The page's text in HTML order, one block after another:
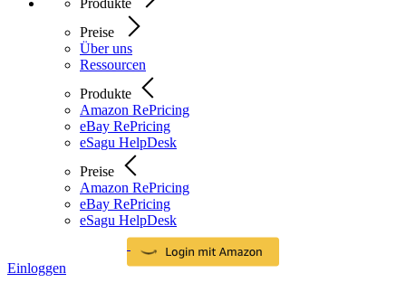
Produkte
Preise
Über uns
Ressourcen
Produkte
Amazon RePricing
eBay RePricing
eSagu HelpDesk
Preise
Amazon RePricing
eBay RePricing
eSagu HelpDesk
Einloggen